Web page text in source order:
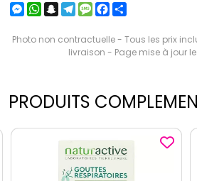
Messenger
WhatsApp
Snapchat
Telegram
MessageFacebook
Photo non contractuelle - Tous les prix
livraison - Page mise à jour
PRODUITS